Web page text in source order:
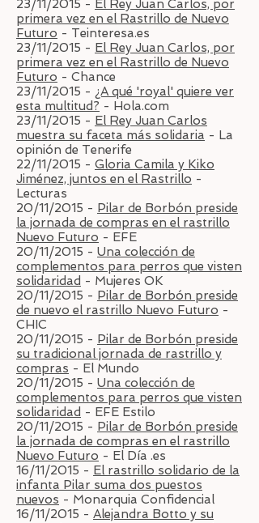
23/11/2015 - El Rey Juan Carlos, por
primera vez en el Rastrillo de Nuevo
Futuro - Teinteresa.es
23/11/2015 - El Rey Juan Carlos, por
primera vez en el Rastrillo de Nuevo
Futuro - Chance
23/11/2015 - ¿A qué 'royal' quiere ver
esta multitud? - Hola.com
23/11/2015 - El Rey Juan Carlos
muestra su faceta más solidaria - La
opinión de Tenerife
22/11/2015 - Gloria Camila y Kiko
Jiménez, juntos en el Rastrillo -
Lecturas
20/11/2015 - Pilar de Borbón preside
la jornada de compras en el rastrillo
Nuevo Futuro - EFE
20/11/2015 - Una colección de
complementos para perros que visten
solidaridad - Mujeres OK
20/11/2015 - Pilar de Borbón preside
de nuevo el rastrillo Nuevo Futuro -
CHIC
20/11/2015 - Pilar de Borbón preside
su tradicional jornada de rastrillo y
compras - El Mundo
20/11/2015 - Una colección de
complementos para perros que visten
solidaridad - EFE Estilo
20/11/2015 - Pilar de Borbón preside
la jornada de compras en el rastrillo
Nuevo Futuro - El Día .es
16/11/2015 - El rastrillo solidario de la
infanta Pilar suma dos puestos
nuevos - Monarquia Confidencial
16/11/2015 - Alejandra Botto y su